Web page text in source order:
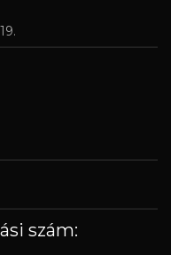
szám: